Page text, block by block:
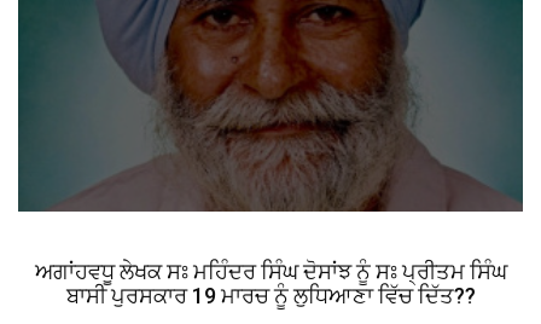
ਅਗਾਂਹਵਧੂ ਲੇਖਕ ਸਃ ਮਹਿੰਦਰ ਸਿੰਘ ਦੋਸਾਂਝ ਨੂੰ ਸਃ ਪ੍ਰੀਤਮ ਸਿੰਘ
ਬਾਸੀ ਪੁਰਸਕਾਰ 19 ਮਾਰਚ ਨੂੰ ਲੁਧਿਆਣਾ ਵਿੱਚ ਦਿੱਤ??